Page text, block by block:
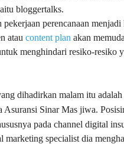
bloggertalks.
pekerjaan perencanaan
atau content plan akan
menghindari resiko-resiko
dihadirkan malam itu
Asuransi Sinar Mas jiwa.
pada channel digital
marketing specialist dia